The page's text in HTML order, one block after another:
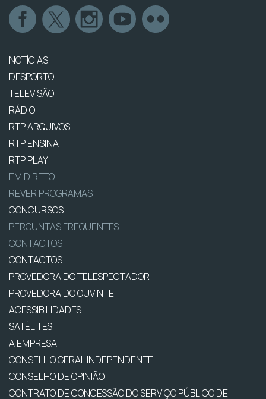
NOTÍCIAS
DESPORTO
TELEVISÃO
RÁDIO
RTP ARQUIVOS
RTP ENSINA
RTP PLAY
EM DIRETO
REVER PROGRAMAS
CONCURSOS
PERGUNTAS FREQUENTES
CONTACTOS
CONTACTOS
PROVEDORA DO TELESPECTADOR
PROVEDORA DO OUVINTE
ACESSIBILIDADES
SATÉLITES
A EMPRESA
CONSELHO GERAL INDEPENDENTE
CONSELHO DE OPINIÃO
CONTRATO DE CONCESSÃO DO SERVIÇO PÚBLICO DE